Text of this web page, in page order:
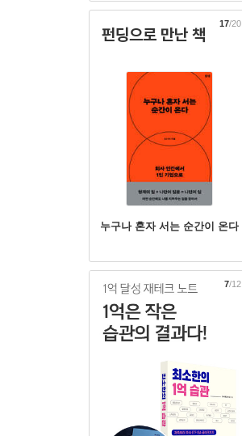
펀딩으로 만난 책
누구나 혼자 서는 순간이 온다
17/20
8/12